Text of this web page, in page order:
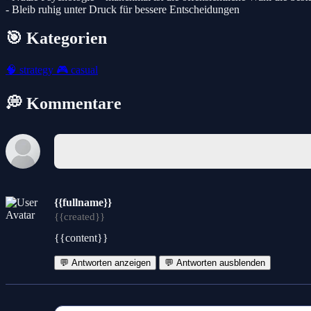
- Bleib ruhig unter Druck für bessere Entscheidungen
🎯 Kategorien
🧠 strategy 🎮 casual
💭 Kommentare
{{fullname}}
{{created}}
{{content}}
💬 Antworten anzeigen 💬 Antworten ausblenden